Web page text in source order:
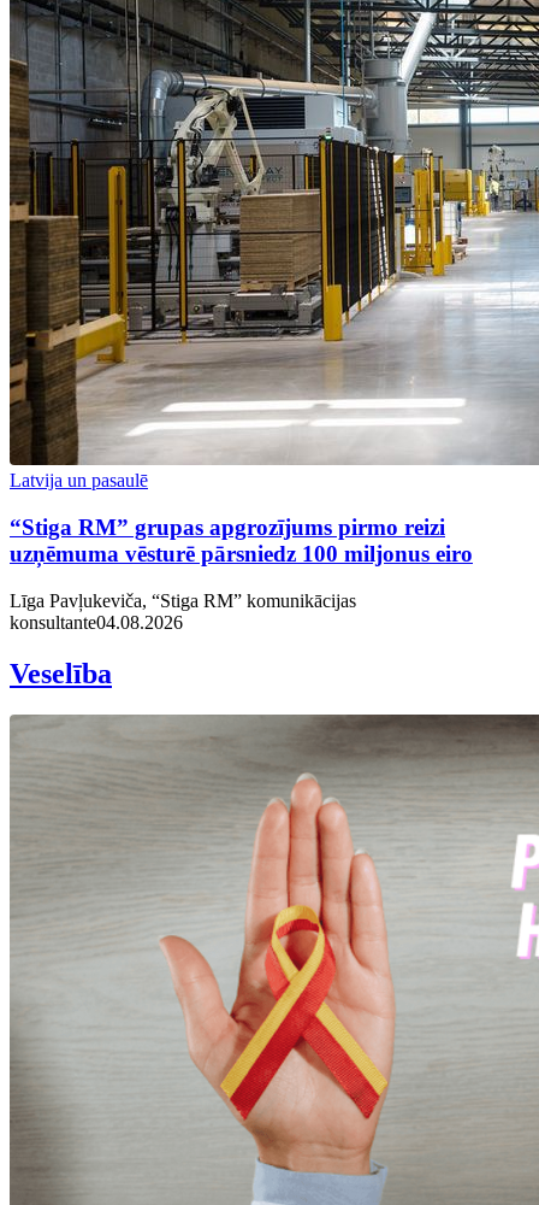
Latvija un pasaulē
“Stiga RM” grupas apgrozījums pirmo reizi
uzņēmuma vēsturē pārsniedz 100 miljonus eiro
Līga Pavļukeviča, “Stiga RM” komunikācijas
konsultante04.08.2026
Veselība